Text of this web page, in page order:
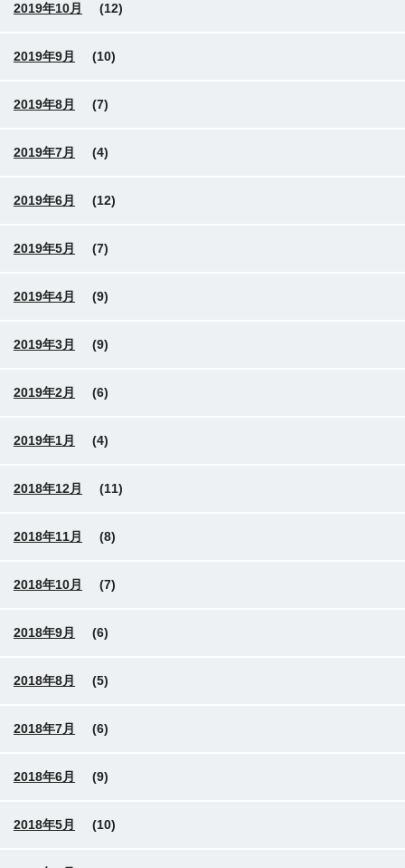
2019年10月 (12)
2019年9月 (10)
2019年8月 (7)
2019年7月 (4)
2019年6月 (12)
2019年5月 (7)
2019年4月 (9)
2019年3月 (9)
2019年2月 (6)
2019年1月 (4)
2018年12月 (11)
2018年11月 (8)
2018年10月 (7)
2018年9月 (6)
2018年8月 (5)
2018年7月 (6)
2018年6月 (9)
2018年5月 (10)